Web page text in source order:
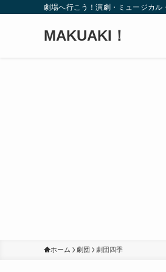
劇場へ行こう！演劇・ミュージカ
MAKUAKI！
ホーム 劇団 劇団四季